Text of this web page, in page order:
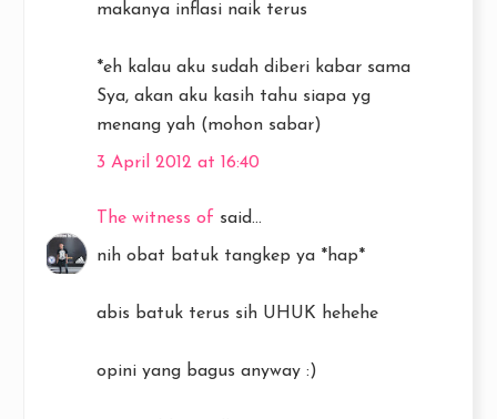
makanya inflasi naik terus
*eh kalau aku sudah diberi kabar sama
Sya, akan aku kasih tahu siapa yg
menang yah (mohon sabar)
3 April 2012 at 16:40
The witness of said...
nih obat batuk tangkep ya *hap*
abis batuk terus sih UHUK hehehe
opini yang bagus anyway :)